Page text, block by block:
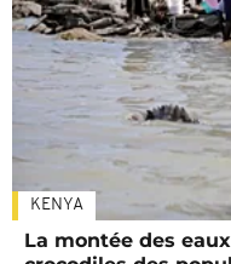
KENYA
La montée des